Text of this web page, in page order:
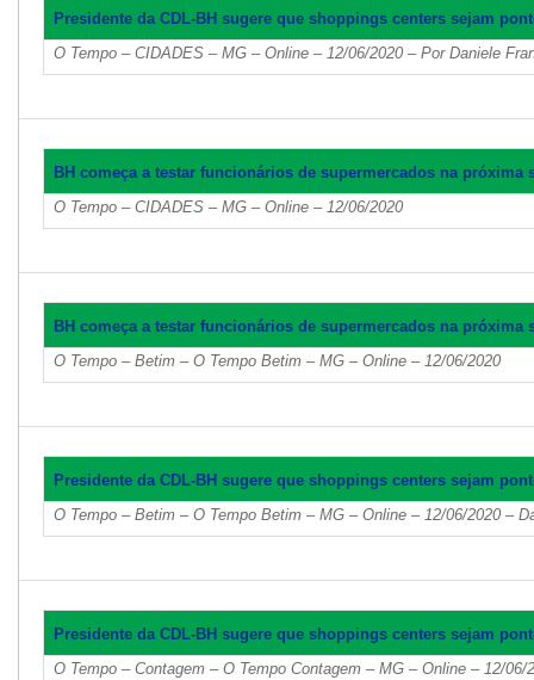
Presidente da CDL-BH sugere que shoppings centers sejam
O Tempo – CIDADES – MG – Online – 12/06/2020 – Por Daniele
BH começa a testar funcionários de supermercados na próxima
O Tempo – CIDADES – MG – Online – 12/06/2020
BH começa a testar funcionários de supermercados na próxima
O Tempo – Betim – O Tempo Betim – MG – Online – 12/06/2020
Presidente da CDL-BH sugere que shoppings centers sejam
O Tempo – Betim – O Tempo Betim – MG – Online – 12/06/2020 –
Presidente da CDL-BH sugere que shoppings centers sejam
O Tempo – Contagem – O Tempo Contagem – MG – Online – 12/06/